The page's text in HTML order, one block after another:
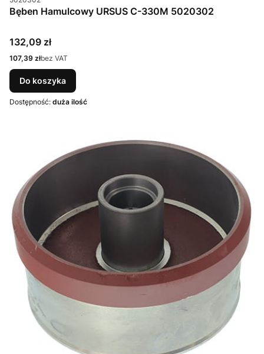
Bęben Hamulcowy URSUS C-330M 5020302
Cena
132,09 zł
Cena
107,39 złbez VAT
Do koszyka
Dostępność: duża ilość